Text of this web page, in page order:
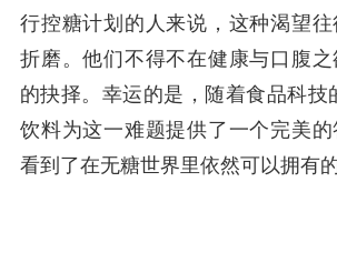
行控糖计划的人来说，这种渴望
折磨。他们不得不在健康与口腹
的抉择。幸运的是，随着食品科技
饮料为这一难题提供了一个完美
看到了在无糖世界里依然可以拥有